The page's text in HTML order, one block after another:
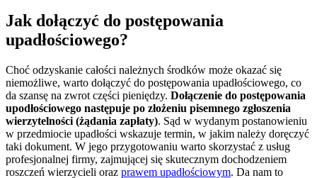
Jak dołączyć do postępowania
upadłościowego?
Choć odzyskanie całości należnych środków może okazać się
niemożliwe, warto dołączyć do postępowania upadłościowego, co
da szansę na zwrot części pieniędzy. Dołączenie do postępowania
upodłościowego następuje po złożeniu pisemnego zgłoszenia
wierzytelności (żądania zapłaty). Sąd w wydanym postanowieniu
w przedmiocie upadłości wskazuje termin, w jakim należy doręczyć
taki dokument. W jego przygotowaniu warto skorzystać z usług
profesjonalnej firmy, zajmującej się skutecznym dochodzeniem
roszczeń wierzycieli oraz prawem upadłościowym. Da nam to